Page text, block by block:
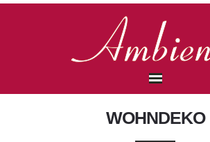
ÜBER UNS
WOHNDEKO